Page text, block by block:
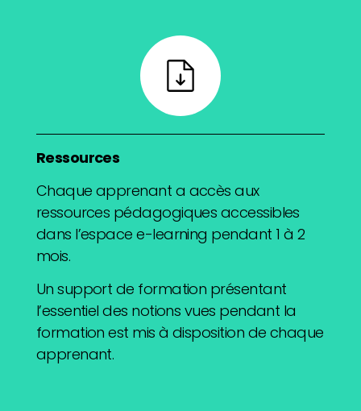
Ressources
Chaque apprenant a accès aux
ressources pédagogiques accessibles
dans l’espace e-learning pendant 1 à 2
mois.
Un support de formation présentant
l’essentiel des notions vues pendant la
formation est mis à disposition de chaque
apprenant.